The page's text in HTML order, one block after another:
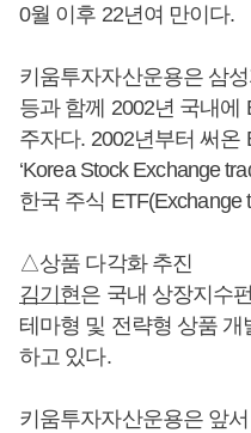
0월 이후 22년여 만이다.
키움투자자산운용은 삼
등과 함께 2002년 국내에
주자다. 2002년부터 써온
‘Korea Stock Exchange
한국 주식 ETF(Exchange
△상품 다각화 추진
김기현은 국내 상장지수
테마형 및 전략형 상품
하고 있다.
키움투자자산운용은 앞